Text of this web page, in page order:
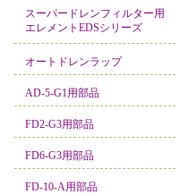
スーパードレンフィルター用
エレメントEDSシリーズ
オートドレンラップ
AD-5-G1用部品
FD2-G3用部品
FD6-G3用部品
FD-10-A用部品